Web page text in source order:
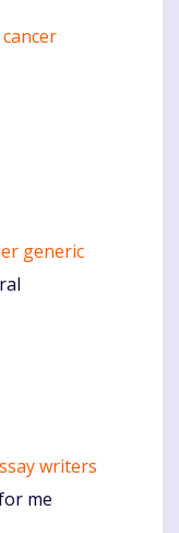
generic
writers
me